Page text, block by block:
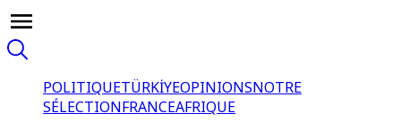
POLITIQUETÜRKİYEOPINIONSNOTRE
SÉLECTIONFRANCEAFRIQUE